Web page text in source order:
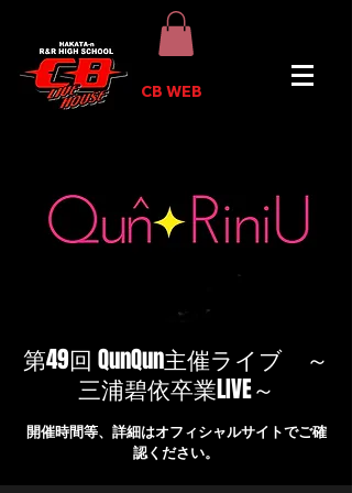
CB WEB
第49回 QunQun主催ライブ ～
三浦碧依卒業LIVE～
開催時間等、詳細はオフィシャルサイトでご確
認ください。